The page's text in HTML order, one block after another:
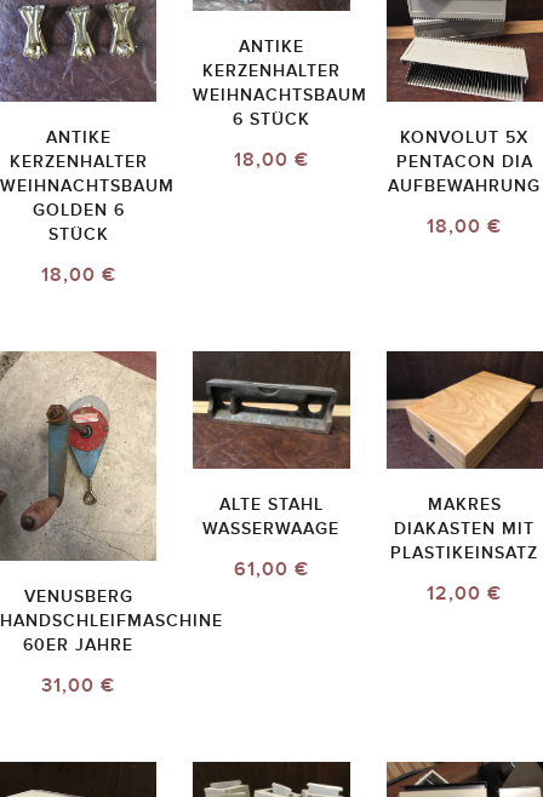
ANTIKE
KERZENHALTER
WEIHNACHTSBAUM
GOLDEN 6
STÜCK
18,00 €
ANTIKE
KERZENHALTER
WEIHNACHTSBAUM
6 STÜCK
18,00 €
KONVOLUT 5X
PENTACON DIA
AUFBEWAHRUNG
18,00 €
VENUSBERG
HANDSCHLEIFMASCHINE
60ER JAHRE
31,00 €
ALTE STAHL
WASSERWAAGE
61,00 €
MAKRES
DIAKASTEN MIT
PLASTIKEINSATZ
12,00 €